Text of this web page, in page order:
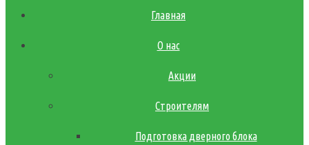
Главная
О нас
Акции
Строителям
Подготовка дверного блока